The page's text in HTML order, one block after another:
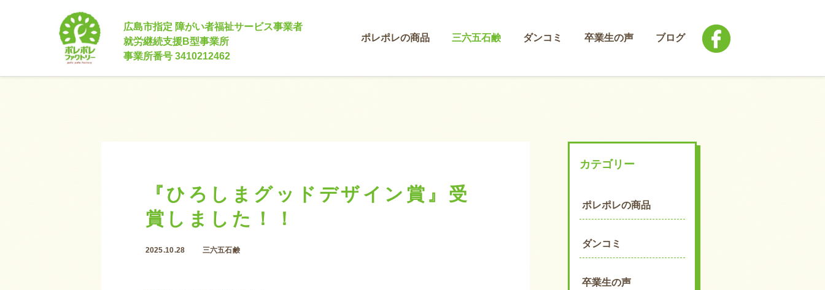
広島市指定 障がい者福祉サービス事業者
就労継続支援B型事業所
事業所番号 3410212462
ポレポレの商品 三六五石鹸 ダンコミ 卒業生の声 ブログ
『ひろしまグッドデザイン賞』受
賞しました！！
2025.10.28 三六五石鹸
カテゴリー
ポレポレの商品
ダンコミ
卒業生の声